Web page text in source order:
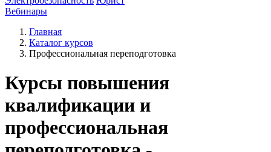
Вебинары
Главная
Каталог курсов
Профессиональная переподготовка
Курсы повышения
квалификации и
профессиональная